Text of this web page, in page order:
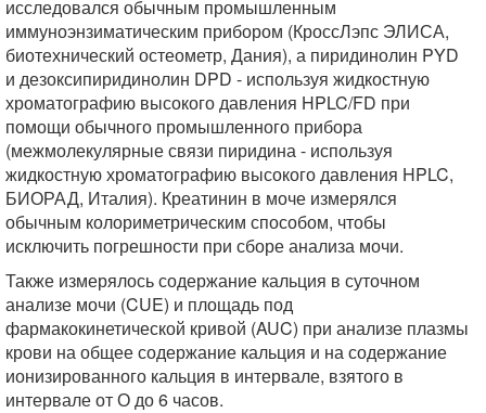
исследовался обычным промышленным
иммуноэнзиматическим прибором (КроссЛэпс ЭЛИСА,
биотехнический остеометр, Дания), а пиридинолин PYD
и дезоксипиридинолин DPD - используя жидкостную
хроматографию высокого давления HPLC/FD при
помощи обычного промышленного прибора
(межмолекулярные связи пиридина - используя
жидкостную хроматографию высокого давления HPLC,
БИОРАД, Италия). Креатинин в моче измерялся
обычным колориметрическим способом, чтобы
исключить погрешности при сборе анализа мочи.
Также измерялось содержание кальция в суточном
анализе мочи (CUE) и площадь под
фармакокинетической кривой (AUC) при анализе плазмы
крови на общее содержание кальция и на содержание
ионизированного кальция в интервале, взятого в
интервале от О до 6 часов.